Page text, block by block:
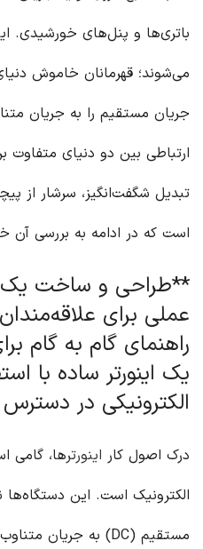
باتری‌ها و پنل‌های خورشیدی.
می‌شوند؛ قهرمانان خاموش
جریان مستقیم را به جریان
ارتباطی بین دو دنیای متفاوت
تبدیل شگفت‌انگیز، سرشار از
است که در ادامه به بررسی آن
**طراحی و ساخت یک
عملی برای
راهنمای گام به گام
یک اینورتر ساده با
الکترونیکی در دسترس
درک اصول کار اینورترها، گامی
الکترونیک است. این